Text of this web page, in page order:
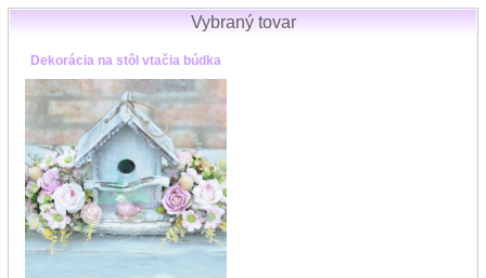
Vybraný tovar
Dekorácia na stôl vtačia búdka